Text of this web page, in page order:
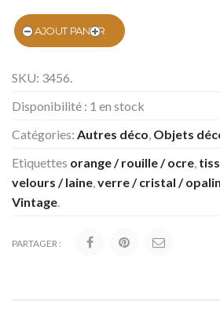
AJOUT PANIER
SKU: 3456.
Disponibilité : 1 en stock
Catégories: Autres déco, Objets
Etiquettes orange / rouille / ocre,
velours / laine,verre / cristal /
Vintage.
PARTAGER :